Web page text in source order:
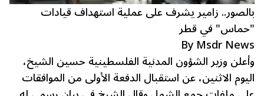
بالصور.. زامير يشرف على عملية استهداف قيادات
"حماس" في قطر
By Msdr News
وأعلن وزير الشؤون المدنية الفلسطينيةحسين الشيخ،
اليوم الاثنين، عن استقبال الدفعة الأولى من الموافقات